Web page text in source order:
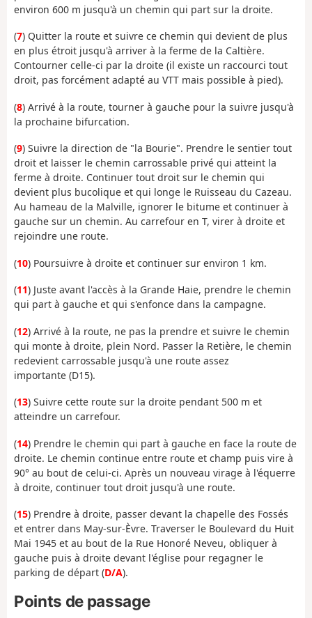
environ 600 m jusqu'à un chemin qui part sur la droite.
(7) Quitter la route et suivre ce chemin qui devient de plus
en plus étroit jusqu'à arriver à la ferme de la Caltière.
Contourner celle-ci par la droite (il existe un raccourci tout
droit, pas forcément adapté au VTT mais possible à pied).
(8) Arrivé à la route, tourner à gauche pour la suivre jusqu'à
la prochaine bifurcation.
(9) Suivre la direction de "la Bourie". Prendre le sentier tout
droit et laisser le chemin carrossable privé qui atteint la
ferme à droite. Continuer tout droit sur le chemin qui
devient plus bucolique et qui longe le Ruisseau du Cazeau.
Au hameau de la Malville, ignorer le bitume et continuer à
gauche sur un chemin. Au carrefour en T, virer à droite et
rejoindre une route.
(10) Poursuivre à droite et continuer sur environ 1 km.
(11) Juste avant l'accès à la Grande Haie, prendre le chemin
qui part à gauche et qui s'enfonce dans la campagne.
(12) Arrivé à la route, ne pas la prendre et suivre le chemin
qui monte à droite, plein Nord. Passer la Retière, le chemin
redevient carrossable jusqu'à une route assez
importante (D15).
(13) Suivre cette route sur la droite pendant 500 m et
atteindre un carrefour.
(14) Prendre le chemin qui part à gauche en face la route de
droite. Le chemin continue entre route et champ puis vire à
90° au bout de celui-ci. Après un nouveau virage à l'équerre
à droite, continuer tout droit jusqu'à une route.
(15) Prendre à droite, passer devant la chapelle des Fossés
et entrer dans May-sur-Èvre. Traverser le Boulevard du Huit
Mai 1945 et au bout de la Rue Honoré Neveu, obliquer à
gauche puis à droite devant l'église pour regagner le
parking de départ (D/A).
Points de passage